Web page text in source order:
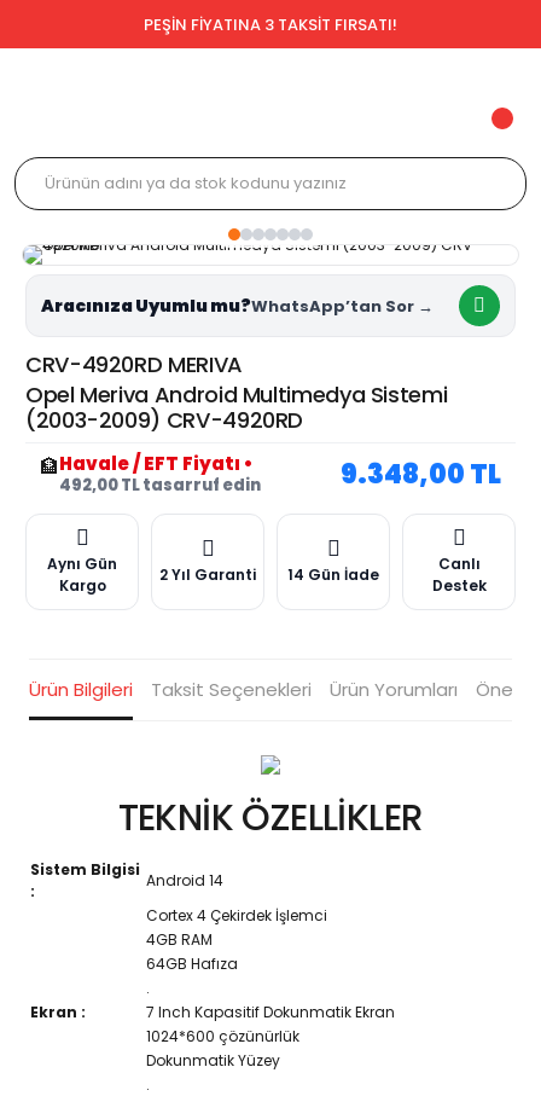
PEŞİN FİYATINA 3 TAKSİT FIRSATI!
Aracınıza Uyumlu mu?
CRV-4920RD MERIVA
Opel Meriva Android Multimedya Sistemi
(2003-2009) CRV-4920RD
🏦Havale / EFT Fiyatı •
492,00 TL tasarruf edin 9.348,00 TL
Aynı Gün
Kargo
2 Yıl Garanti 14 Gün İade
Canlı
Destek
Ürün Bilgileri Taksit Seçenekleri Ürün Yorumları
TEKNİK ÖZELLİKLER
Sistem Bilgisi
:
Android 14
Cortex 4 Çekirdek İşlemci
4GB RAM
64GB Hafıza
.
Ekran :
7 Inch Kapasitif Dokunmatik Ekran
1024*600 çözünürlük
Dokunmatik Yüzey
.